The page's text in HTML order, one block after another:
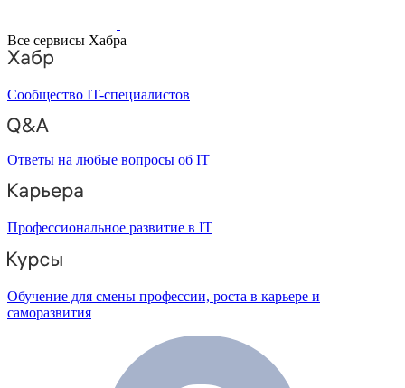
Все сервисы Хабра
Сообщество IT-специалистов
Ответы на любые вопросы об IT
Профессиональное развитие в IT
Обучение для смены профессии, роста в карьере и
саморазвития